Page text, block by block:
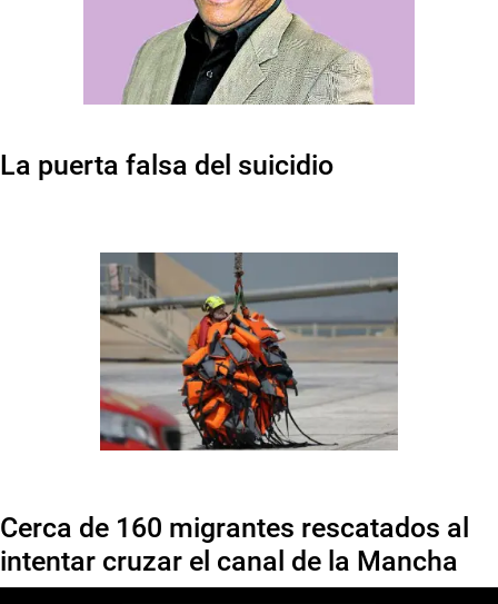
La puerta falsa del suicidio
Cerca de 160 migrantes rescatados al
intentar cruzar el canal de la Mancha